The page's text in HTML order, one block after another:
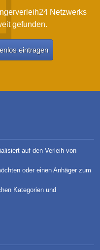
Netzwerks
gefunden.
eintragen
auf den Verleih von
oder einen Anhäger zum
Kategorien und